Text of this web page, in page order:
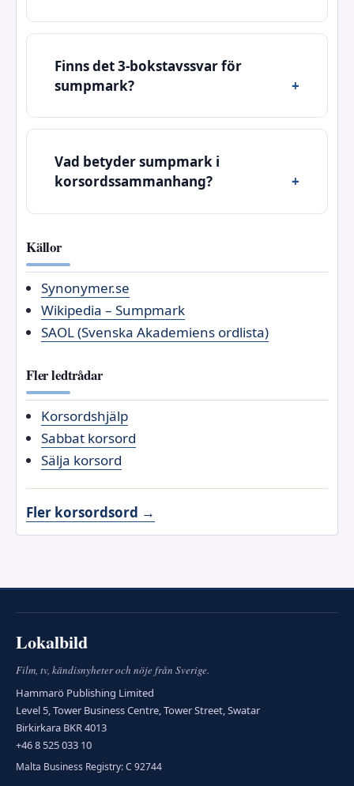
Finns det 3-bokstavssvar för
sumpmark?
Vad betyder sumpmark i
korsordssammanhang?
Källor
Synonymer.se
Wikipedia – Sumpmark
SAOL (Svenska Akademiens ordlista)
Fler ledtrådar
Korsordshjälp
Sabbat korsord
Sälja korsord
Fler korsordsord →
Lokalbild
Film, tv, kändisnyheter och nöje från Sverige.
Hammarö Publishing Limited
Level 5, Tower Business Centre, Tower Street, Swatar
Birkirkara BKR 4013
+46 8 525 033 10
Malta Business Registry: C 92744